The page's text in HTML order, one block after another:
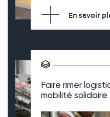
En savoir
Faire rimer
mobilité solidaire